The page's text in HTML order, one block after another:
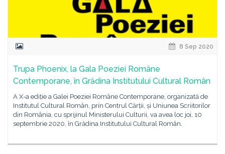
8 Sep 2020
Trupa Phoenix, la Gala Poeziei Române
Contemporane, în Grădina Institutului Cultural Român
A X-a ediție a Galei Poeziei Române Contemporane, organizată de
Institutul Cultural Român, prin Centrul Cărții, și Uniunea Scriitorilor
din România, cu sprijinul Ministerului Culturii, va avea loc joi, 10
septembrie 2020, în Grădina Institutului Cultural Român.